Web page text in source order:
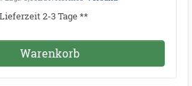
Lieferzeit 2-3 Tage **
Warenkorb